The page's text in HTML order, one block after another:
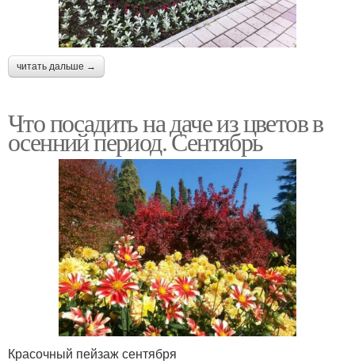
читать дальше →
Что посадить на даче из цветов в
осенний период. Сентябрь
Красочный пейзаж сентября